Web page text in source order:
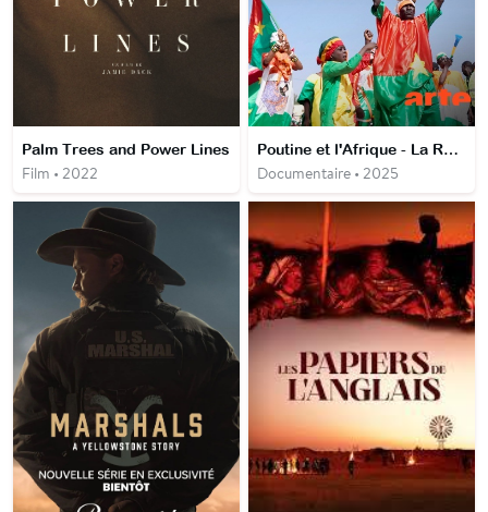
Palm Trees and Power Lines
Film • 2022
Poutine et l'Afrique - La Russie à la conquête du Sahel
Documentaire • 2025